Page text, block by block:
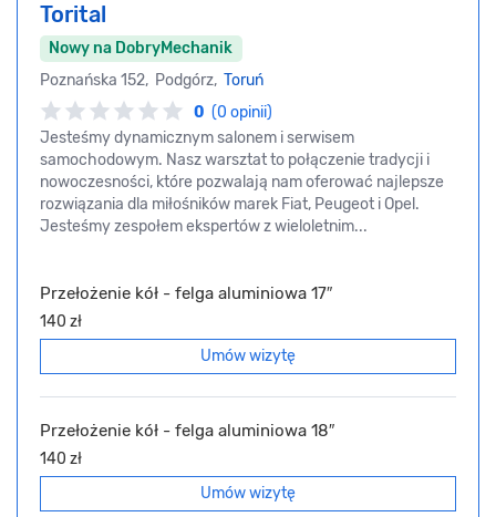
Torital
Nowy na DobryMechanik
Poznańska 152, Podgórz, Toruń
0 (0 opinii)
Jesteśmy dynamicznym salonem i serwisem
samochodowym. Nasz warsztat to połączenie tradycji i
nowoczesności, które pozwalają nam oferować najlepsze
rozwiązania dla miłośników marek Fiat, Peugeot i Opel.
Jesteśmy zespołem ekspertów z wieloletnim...
Przełożenie kół - felga aluminiowa 17″
140 zł
Umów wizytę
Przełożenie kół - felga aluminiowa 18″
140 zł
Umów wizytę